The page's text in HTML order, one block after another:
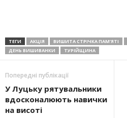
ТЕГИ АКЦІЯ ВИШИТА СТРІЧКА ПАМ’ЯТІ
ДЕНЬ ВИШИВАНКИ
ТУРІЙЩИНА
Попередні публікації
У Луцьку рятувальники
вдосконалюють навички
на висоті